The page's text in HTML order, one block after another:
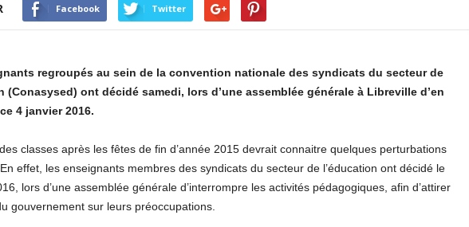
Facebook Twitter
regroupés au sein de la convention nationale des syndicats du secteur de
(Conasysed) ont décidé samedi, lors d’une assemblée générale à Libreville d’en
4 janvier 2016.
classes après les fêtes de fin d’année 2015 devrait connaitre quelques perturbations
effet, les enseignants membres des syndicats du secteur de l’éducation ont décidé le
lors d’une assemblée générale d’interrompre les activités pédagogiques, afin d’attirer
gouvernement sur leurs préoccupations.